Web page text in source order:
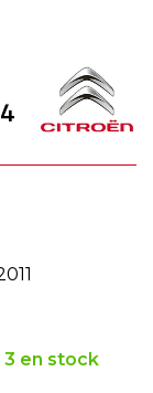
3 en stock